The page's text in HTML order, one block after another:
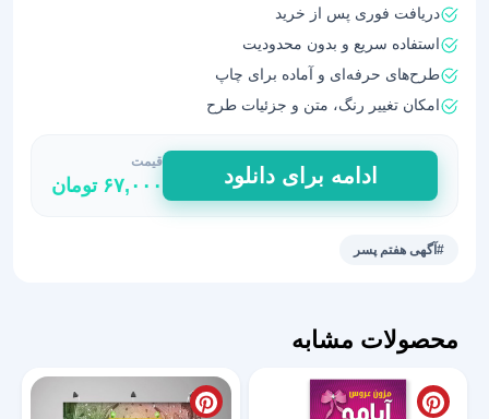
دریافت فوری پس از خرید
استفاده سریع و بدون محدودیت
طرح‌های حرفه‌ای و آماده برای چاپ
امکان تغییر رنگ، متن و جزئیات طرح
طرح
لایه
باز
اعلامیه
ادامه برای دانلود
قیمت
۶۷,۰۰۰ تومان
#آگهی هفتم پسر
محصولات مشابه